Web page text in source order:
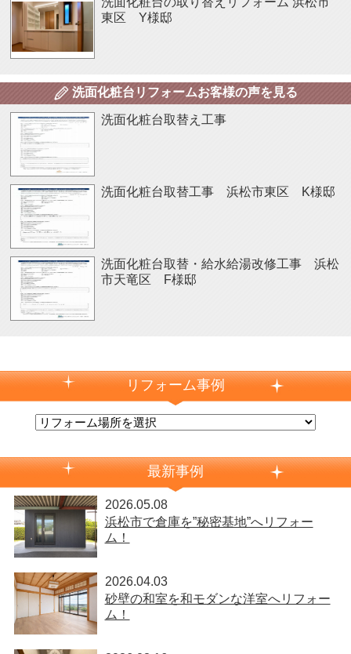
東区 Y様邸
洗面化粧台リフォームお客様の声を見る
洗面化粧台取替え工事
洗面化粧台取替工事 浜松市東区 K様邸
洗面化粧台取替・給水給湯改修工事 浜松
市天竜区 F様邸
リフォーム事例
最新事例
2026.05.08
浜松市で倉庫を”秘密基地”へリフォー
ム！
2026.04.03
砂壁の和室を和モダンな洋室へリフォー
ム！